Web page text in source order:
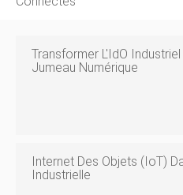
Transformer L'IdO
Jumeau Numérique
Internet Des Objets (IoT)
Industrielle